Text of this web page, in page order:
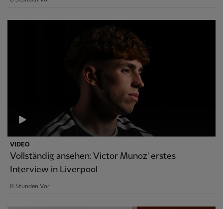
VIDEO
Vollständig ansehen: Victor Munoz' erstes
Interview in Liverpool
8 Stunden Vor